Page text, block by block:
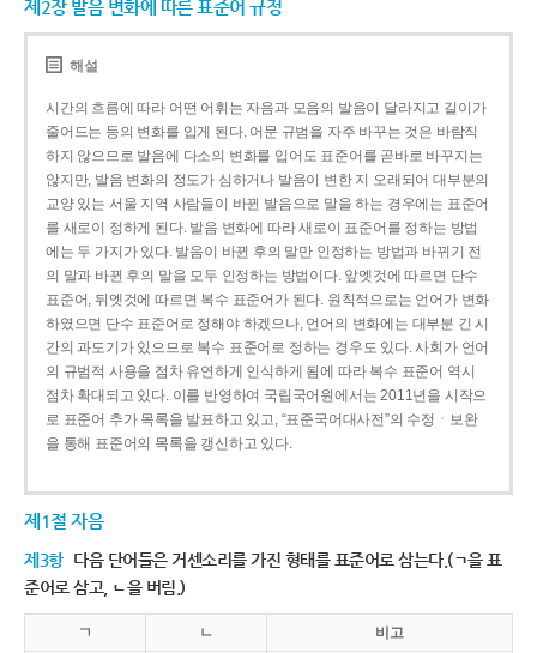
제2장 발음 변화에 따른 표준어 규정
해설
시간의 흐름에 따라 어떤 어휘는 자음과 모음의 발음이 달라지고 길이가
줄어드는 등의 변화를 입게 된다. 어문 규범을 자주 바꾸는 것은 바람직
하지 않으므로 발음에 다소의 변화를 입어도 표준어를 곧바로 바꾸지는
않지만, 발음 변화의 정도가 심하거나 발음이 변한 지 오래되어 대부분의
교양 있는 서울 지역 사람들이 바뀐 발음으로 말을 하는 경우에는 표준어
를 새로이 정하게 된다. 발음 변화에 따라 새로이 표준어를 정하는 방법
에는 두 가지가 있다. 발음이 바뀐 후의 말만 인정하는 방법과 바뀌기 전
의 말과 바뀐 후의 말을 모두 인정하는 방법이다. 앞엣것에 따르면 단수
표준어, 뒤엣것에 따르면 복수 표준어가 된다. 원칙적으로는 언어가 변화
하였으면 단수 표준어로 정해야 하겠으나, 언어의 변화에는 대부분 긴 시
간의 과도기가 있으므로 복수 표준어로 정하는 경우도 있다. 사회가 언어
의 규범적 사용을 점차 유연하게 인식하게 됨에 따라 복수 표준어 역시
점차 확대되고 있다. 이를 반영하여 국립국어원에서는 2011년을 시작으
로 표준어 추가 목록을 발표하고 있고, “표준국어대사전”의 수정ㆍ보완
을 통해 표준어의 목록을 갱신하고 있다.
제1절 자음
제3항 다음 단어들은 거센소리를 가진 형태를 표준어로 삼는다.(ㄱ을 표
준어로 삼고, ㄴ을 버림.)
ㄱ ㄴ 비고